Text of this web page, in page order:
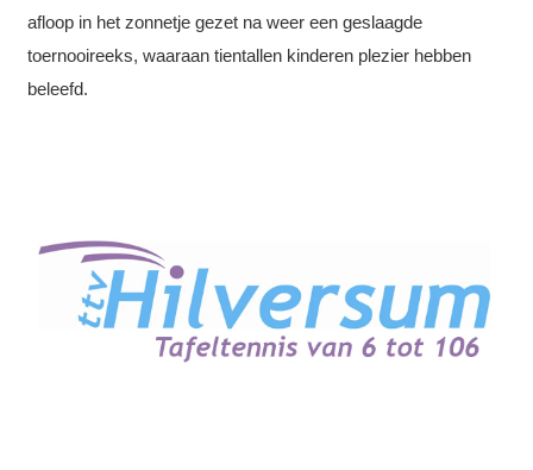
afloop in het zonnetje gezet na weer een geslaagde
toernooireeks, waaraan tientallen kinderen plezier hebben
beleefd.